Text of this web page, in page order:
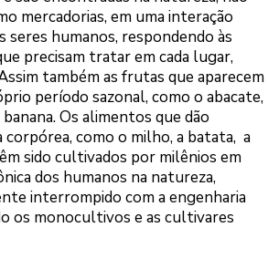
mercadorias, em uma interação
seres humanos, respondendo às
precisam tratar em cada lugar,
também as frutas que aparecem
período sazonal, como o abacate,
banana. Os alimentos que dão
corpórea, como o milho, a batata, a
sido cultivados por milênios em
dos humanos na natureza,
interrompido com a engenharia
os monocultivos e as cultivares